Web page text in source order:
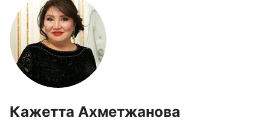
Кажетта Ахметжанова